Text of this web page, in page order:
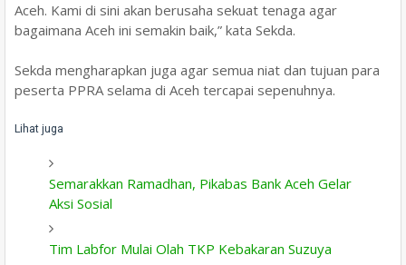
Aceh. Kami di sini akan berusaha sekuat tenaga agar
bagaimana Aceh ini semakin baik,” kata Sekda.
Sekda mengharapkan juga agar semua niat dan tujuan para
peserta PPRA selama di Aceh tercapai sepenuhnya.
Lihat juga
Semarakkan Ramadhan, Pikabas Bank Aceh Gelar
Aksi Sosial
Tim Labfor Mulai Olah TKP Kebakaran Suzuya